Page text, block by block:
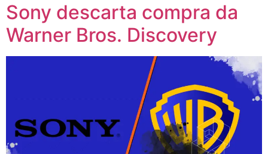
Sony descarta compra da
Warner Bros. Discovery